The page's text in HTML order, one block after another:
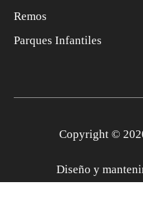
Remos
Parques Infantiles
Copyright ©
Diseño y